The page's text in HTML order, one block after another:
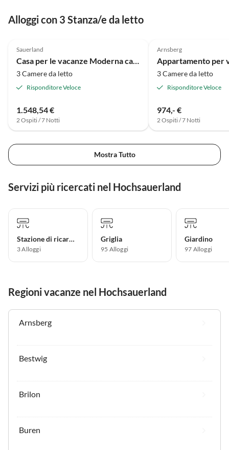
keine Ausstattung für Kinder (z.B.
uns direkt darauf hingewiesen,
somit war es für uns persönlich
kein Problem. :-) Alles in allem
können wir Bianka und ihre
Wir würden definitiv
wiederkommen.
Alloggi con 3 Stanza/e da letto
Sauerland
Casa per le vacanze Moderna casa vacanze vicino a Winterberg con giardino
3 Camere da letto
Risponditore Veloce
1.548,54 €
2 Ospiti / 7 Notti
Arnsberg
3 Camere da letto
Risponditore Veloce
974,- €
2 Ospiti / 7 Notti
Mostra Tutto
Servizi più ricercati nel Hochsauerland
Stazione di ricarica per auto elettriche
3 Alloggi
Griglia
95 Alloggi
Giardino
97 Alloggi
Regioni vacanze nel Hochsauerland
Arnsberg
Bestwig
Brilon
Buren